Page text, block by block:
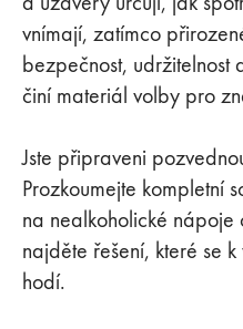
vnímají, zatímco
bezpečnost,
činí materiál volby pro
Jste připraveni
Prozkoumejte kompletní
na nealkoholické nápoje
najděte řešení, které se
hodí.